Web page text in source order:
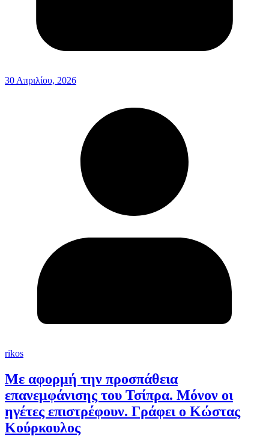
30 Απριλίου, 2026
rikos
Με αφορμή την προσπάθεια
επανεμφάνισης του Τσίπρα. Μόνον οι
ηγέτες επιστρέφουν. Γράφει ο Κώστας
Κούρκουλος